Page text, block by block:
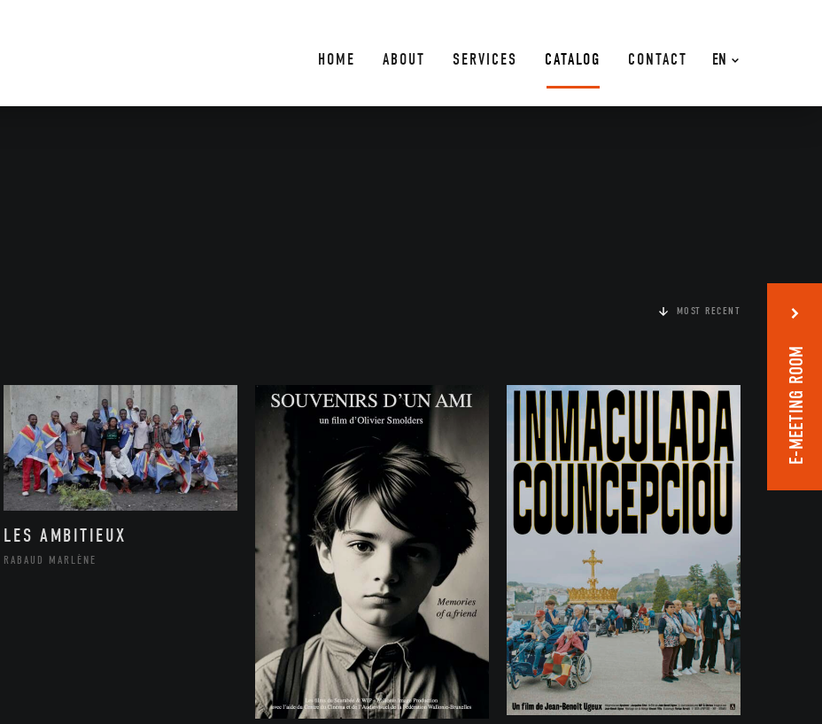
EN
HOME ABOUT SERVICES CATALOG CONTACT
MOST RECENT
LES AMBITIEUX
RABAUD MARLÈNE
E-MEETING ROOM